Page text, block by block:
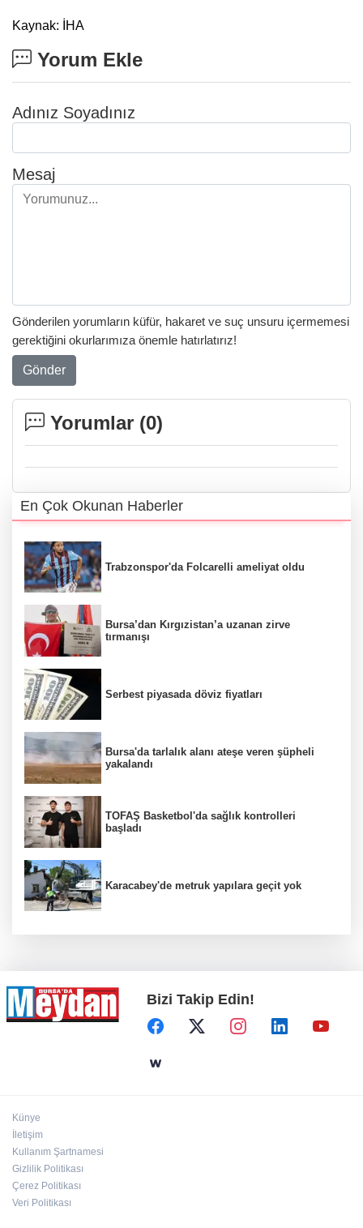
Kaynak: İHA
Yorum Ekle
Adınız Soyadınız
Mesaj
Gönderilen yorumların küfür, hakaret ve suç unsuru içermemesi
gerektiğini okurlarımıza önemle hatırlatırız!
Gönder
Yorumlar (0)
En Çok Okunan Haberler
Trabzonspor'da Folcarelli ameliyat oldu
Bursa’dan Kırgızistan’a uzanan zirve
tırmanışı
Serbest piyasada döviz fiyatları
Bursa'da tarlalık alanı ateşe veren şüpheli
yakalandı
TOFAŞ Basketbol'da sağlık kontrolleri
başladı
Karacabey'de metruk yapılara geçit yok
Bizi Takip Edin!
Künye
İletişim
Kullanım Şartnamesi
Gizlilik Politikası
Çerez Politikası
Veri Politikası